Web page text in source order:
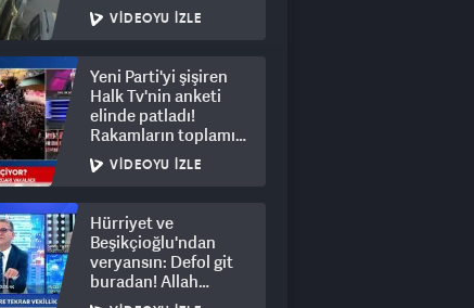
VIDEOYU İZLE
Yeni Parti'yi şişiren
Halk Tv'nin anketi
elinde patladı!
Rakamların toplamı
dalga konusu oldu
VIDEOYU İZLE
Hürriyet ve
Beşikçioğlu'ndan
veryansın: Defol git
buradan! Allah
hepsinin belasını